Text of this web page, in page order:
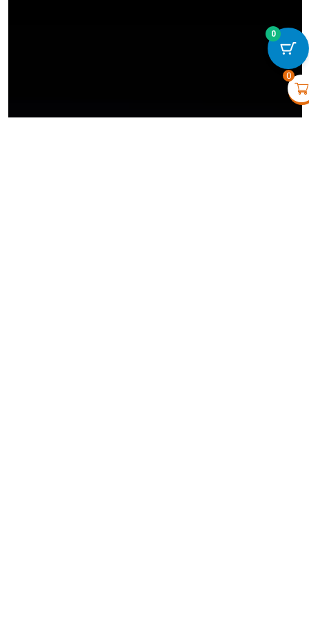
0
0
DoorProtect - Blanc